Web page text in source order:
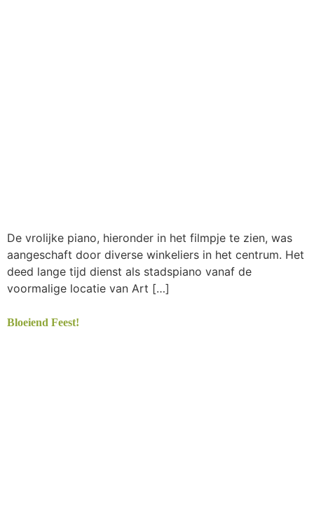
De vrolijke piano, hieronder in het filmpje te zien, was
aangeschaft door diverse winkeliers in het centrum. Het
deed lange tijd dienst als stadspiano vanaf de
voormalige locatie van Art […]
Bloeiend Feest!